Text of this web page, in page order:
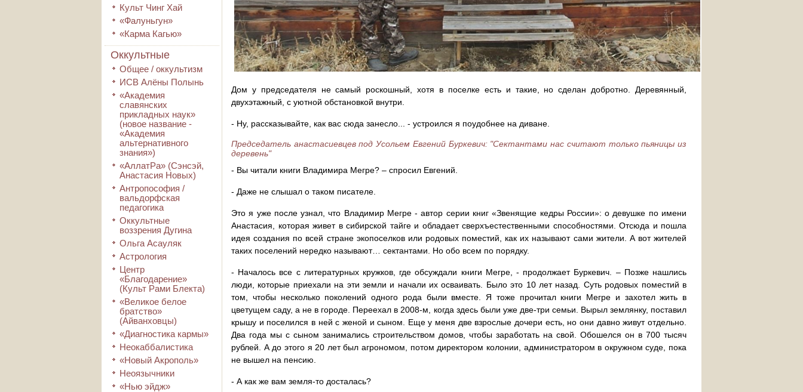
Культ Чинг Хай
«Фалуньгун»
«Карма Кагью»
Оккультные
Общее / оккультизм
ИСВ Алёны Полынь
«Академия
славянских
прикладных наук»
(новое название -
«Академия
альтернативного
знания»)
«АллатРа» (Сэнсэй,
Анастасия Новых)
Антропософия /
вальдорфская
педагогика
Оккультные
воззрения Дугина
Ольга Асауляк
Астрология
Центр
«Благодарение»
(Культ Рами Блекта)
«Великое белое
братство»
(Айванховцы)
«Диагностика кармы»
Неокаббалистика
«Новый Акрополь»
Неоязычники
«Нью эйдж»
Дом у председателя не самый роскошный, хотя в поселке есть и такие, но сделан добротно. Деревянный,
двухэтажный, с уютной обстановкой внутри.
- Ну, рассказывайте, как вас сюда занесло... - устроился я поудобнее на диване.
Председатель анастасиевцев под Усольем Евгений Буркевич: "Сектантами нас считают только пьяницы из
деревень"
- Вы читали книги Владимира Мегре? – спросил Евгений.
- Даже не слышал о таком писателе.
Это я уже после узнал, что Владимир Мегре - автор серии книг «Звенящие кедры России»: о девушке по имени
Анастасия, которая живет в сибирской тайге и обладает сверхъестественными способностями. Отсюда и пошла
идея создания по всей стране экопоселков или родовых поместий, как их называют сами жители. А вот жителей
таких поселений нередко называют… сектантами. Но обо всем по порядку.
- Началось все с литературных кружков, где обсуждали книги Мегре, - продолжает Буркевич. – Позже нашлись
люди, которые приехали на эти земли и начали их осваивать. Было это 10 лет назад. Суть родовых поместий в
том, чтобы несколько поколений одного рода были вместе. Я тоже прочитал книги Мегре и захотел жить в
цветущем саду, а не в городе. Переехал в 2008-м, когда здесь были уже две-три семьи. Вырыл землянку, поставил
крышу и поселился в ней с женой и сыном. Еще у меня две взрослые дочери есть, но они давно живут отдельно.
Два года мы с сыном занимались строительством домов, чтобы заработать на свой. Обошелся он в 700 тысяч
рублей. А до этого я 20 лет был агрономом, потом директором колонии, администратором в окружном суде, пока
не вышел на пенсию.
- А как же вам земля-то досталась?